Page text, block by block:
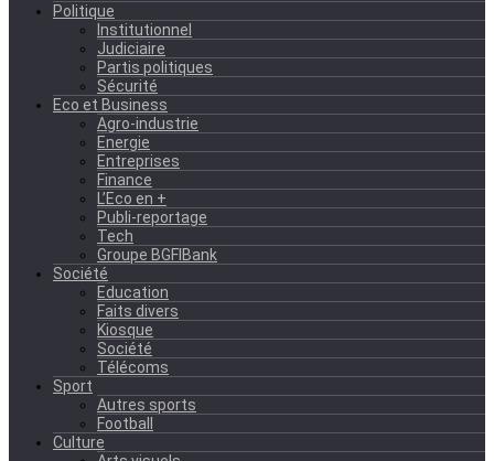
Politique
Institutionnel
Judiciaire
Partis politiques
Sécurité
Eco et Business
Agro-industrie
Energie
Entreprises
Finance
L’Eco en +
Publi-reportage
Tech
Groupe BGFIBank
Société
Education
Faits divers
Kiosque
Société
Télécoms
Sport
Autres sports
Football
Culture